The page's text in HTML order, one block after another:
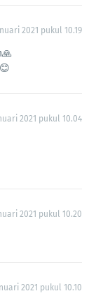
2021 pukul 10.19
2021 pukul 10.04
2021 pukul 10.20
2021 pukul 10.10